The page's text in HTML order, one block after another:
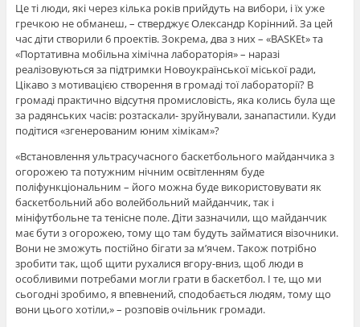
Це ті люди, які через кілька років прийдуть на вибори, і їх уже
гречкою не обманеш, – стверджує Олександр Корінний. За цей
час діти створили 6 проектів. Зокрема, два з них – «BASKEt» та
«Портативна мобільна хімічна лабораторія» – наразі
реалізовуються за підтримки Новоукраїнської міської ради,
Цікаво з мотивацією створення в громаді тої лабораторії? В
громаді практично відсутня промисловість, яка колись була ще
за радянських часів: розтаскали- зруйнували, занапастили. Куди
подітися «згенерованим юним хімікам»?
«Встановлення ультрасучасного баскетбольного майданчика з
огорожею та потужним нічним освітленням буде
поліфункціональним – його можна буде використовувати як
баскетбольний або волейбольний майданчик, так і
мініфутбольне та тенісне поле. Діти зазначили, що майданчик
має бути з огорожею, тому що там будуть займатися візочники.
Вони не зможуть постійно бігати за м’ячем. Також потрібно
зробити так, щоб щити рухалися вгору-вниз, щоб люди в
особливими потребами могли грати в баскетбол. І те, що ми
сьогодні зробимо, я впевнений, сподобається людям, тому що
вони цього хотіли,» – розповів очільник громади.